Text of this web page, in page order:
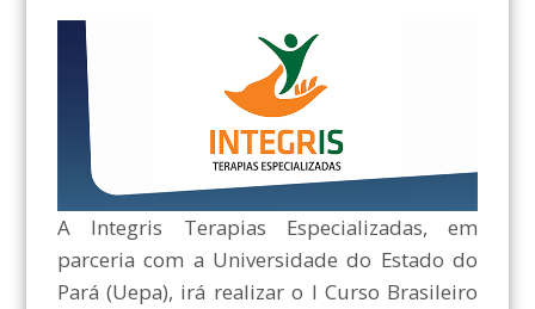
A Integris Terapias Especializadas, em
parceria com a Universidade do Estado do
Pará (Uepa), irá realizar o I Curso Brasileiro